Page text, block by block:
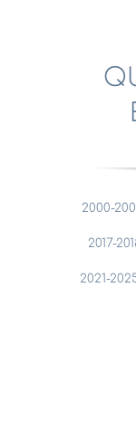
2000-
2017-
2021-